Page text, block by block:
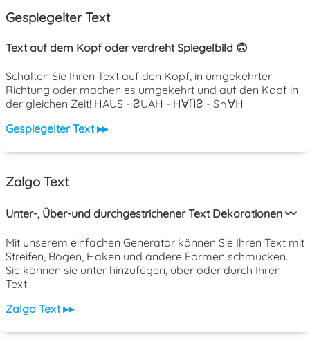
Gespiegelter Text
Text auf dem Kopf oder verdreht Spiegelbild 🙃
Schalten Sie Ihren Text auf den Kopf, in umgekehrter
Richtung oder machen es umgekehrt und auf den Kopf in
der gleichen Zeit! HAUS - ƧUAH - H∀ႶƧ - S∩∀H
Gespiegelter Text ▸▸
Zalgo Text
Unter-, Über-und durchgestrichener Text Dekorationen 〰️
Mit unserem einfachen Generator können Sie Ihren Text mit
Streifen, Bögen, Haken und andere Formen schmücken.
Sie können sie unter hinzufügen, über oder durch Ihren
Text.
Zalgo Text ▸▸